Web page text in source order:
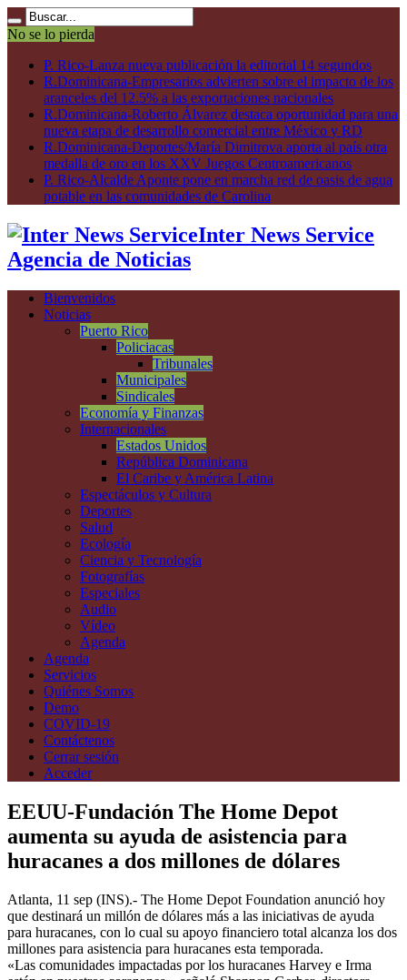
No se lo pierda
P. Rico-Lanza nueva publicación la editorial 14 segundos
R.Dominicana-Empresarios advierten sobre el impacto de los
aranceles del 12.5% a las exportaciones nacionales
R.Dominicana-Roberto Álvarez destaca oportunidad para una
nueva etapa de desarrollo comercial entre México y RD
R.Dominicana-Deportes/María Dimitrova aporta al país otra
medalla de oro en los XXV Juegos Centroamericanos
P. Rico-Alcalde Aponte pone en marcha red de oasis de agua
potable en las comunidades de Carolina
Inter News Service
Agencia de Noticias
Bienvenidos
Noticias
Puerto Rico
Policiacas
Tribunales
Municipales
Sindicales
Economía y Finanzas
Internacionales
Estados Unidos
República Dominicana
El Caribe y América Latina
Espectáculos y Cultura
Deportes
Salud
Ecología
Ciencia y Tecnología
Fotografías
Especiales
Audio
Vídeo
Agenda
Agenda
Servicios
Quiénes Somos
Demo
COVID-19
Contáctenos
Cerrar sesión
Acceder
EEUU-Fundación The Home Depot
aumenta su ayuda de asistencia para
huracanes a dos millones de dólares
Atlanta, 11 sep (INS).- The Home Depot Foundation anunció hoy
que destinará un millón de dólares más a las iniciativas de ayuda
para huracanes, con lo cual su apoyo financiero total alcanza los dos
millones para asistencia para huracanes esta temporada.
«Las comunidades impactadas por los huracanes Harvey e Irma